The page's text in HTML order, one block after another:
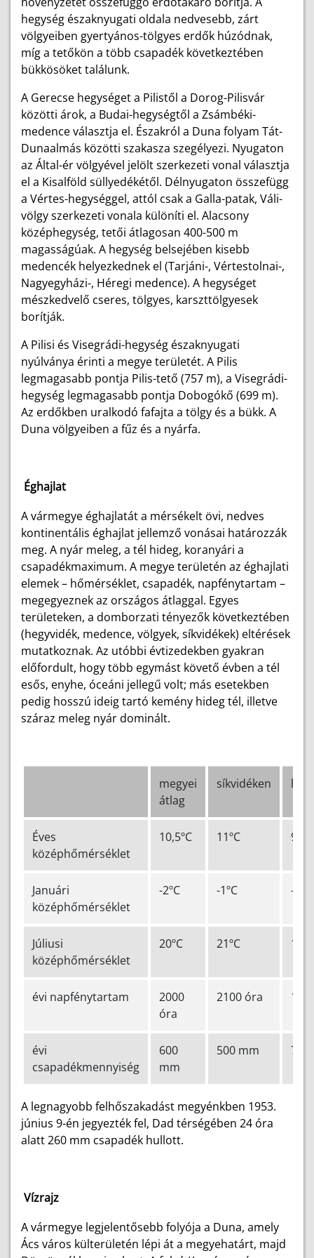
hegység északnyugati oldala nedvesebb, zárt
völgyeiben gyertyános-tölgyes erdők húzódnak,
míg a tetőkön a több csapadék következtében
bükkösöket találunk.
A Gerecse hegységet a Pilistől a Dorog-Pilisvár
közötti árok, a Budai-hegységtől a Zsámbéki-
medence választja el. Északról a Duna folyam Tát-
Dunaalmás közötti szakasza szegélyezi. Nyugaton
az Által-ér völgyével jelölt szerkezeti vonal választja
el a Kisalföld süllyedékétől. Délnyugaton összefügg
a Vértes-hegységgel, attól csak a Galla-patak, Váli-
völgy szerkezeti vonala különíti el. Alacsony
középhegység, tetői átlagosan 400-500 m
magasságúak. A hegység belsejében kisebb
medencék helyezkednek el (Tarjáni-, Vértestolnai-,
Nagyegyházi-, Héregi medence). A hegységet
mészkedvelő cseres, tölgyes, karszttölgyesek
borítják.
A Pilisi és Visegrádi-hegység északnyugati
nyúlványa érinti a megye területét. A Pilis
legmagasabb pontja Pilis-tető (757 m), a Visegrádi-
hegység legmagasabb pontja Dobogókő (699 m).
Az erdőkben uralkodó fafajta a tölgy és a bükk. A
Duna völgyeiben a fűz és a nyárfa.
Éghajlat
A vármegye éghajlatát a mérsékelt övi, nedves
kontinentális éghajlat jellemző vonásai határozzák
meg. A nyár meleg, a tél hideg, koranyári a
csapadékmaximum. A megye területén az éghajlati
elemek – hőmérséklet, csapadék, napfénytartam –
megegyeznek az országos átlaggal. Egyes
területeken, a domborzati tényezők következtében
(hegyvidék, medence, völgyek, síkvidékek) eltérések
mutatkoznak. Az utóbbi évtizedekben gyakran
előfordult, hogy több egymást követő évben a tél
esős, enyhe, óceáni jellegű volt; más esetekben
pedig hosszú ideig tartó kemény hideg tél, illetve
száraz meleg nyár dominált.
megyei
átlag
síkvidéken
Éves
középhőmérséklet
10,5ºC 11ºC 9ºC
Januári
középhőmérséklet
-2ºC -1ºC -3ºC
Júliusi
középhőmérséklet
20ºC 21ºC 19ºC
évi napfénytartam
2000
óra
2100 óra
évi
csapadékmennyiség
600
mm
500 mm 700
A legnagyobb felhőszakadást megyénkben 1953.
június 9-én jegyezték fel, Dad térségében 24 óra
alatt 260 mm csapadék hullott.
Vízrajz
A vármegye legjelentősebb folyója a Duna, amely
Ács város külterületén lépi át a megyehatárt, majd